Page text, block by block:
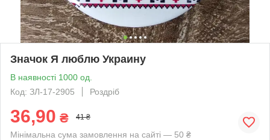
Значок Я люблю Украину
В наявності 1000 од.
Код: ЗЛ-17-2905
Роздріб
36,90 ₴ 41 ₴
Мінімальна сума замовлення на сайті — 50 ₴